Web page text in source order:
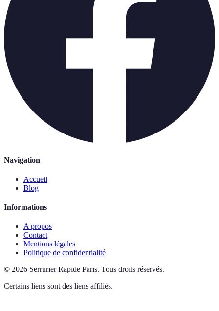
Navigation
Accueil
Blog
Informations
A propos
Contact
Mentions légales
Politique de confidentialité
© 2026 Serrurier Rapide Paris. Tous droits réservés.
Certains liens sont des liens affiliés.